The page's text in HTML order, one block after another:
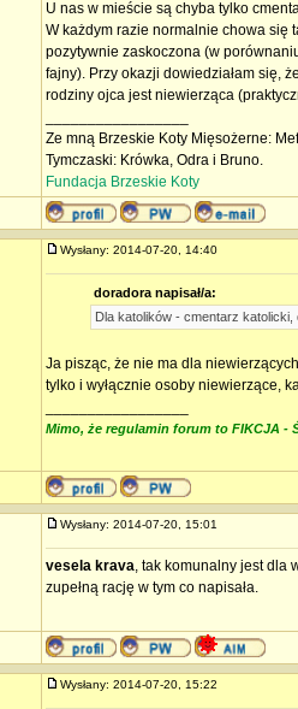
U nas w mieście są chyba tylko
W każdym razie normalnie chowa się
pozytywnie zaskoczona (w
fajny). Przy okazji dowiedziałam się,
rodziny ojca jest niewierząca
Ze mną Brzeskie Koty Mięsożerne:
Tymczaski: Krówka, Odra i Bruno.
Fundacja Brzeskie Koty
Wysłany: 2014-07-20, 14:40
doradora napisał/a:
Dla katolików - cmentarz
Ja pisząc, że nie ma dla
tylko i wyłącznie osoby niewierzące,
Mimo, że regulamin forum to FIKCJA -
Wysłany: 2014-07-20, 15:01
vesela krava, tak komunalny jest dla
zupełną rację w tym co napisała.
Wysłany: 2014-07-20, 15:22